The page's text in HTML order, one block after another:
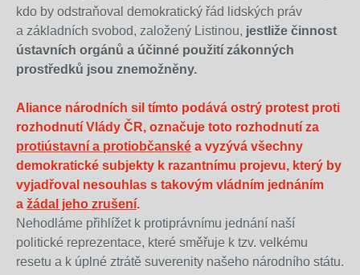
kdo by odstraňoval demokratický řád lidských práv
a základních svobod, založený Listinou, jestliže činnost
ústavních orgánů a účinné použití zákonných
prostředků jsou znemožněny.
Aliance národních sil tímto podává ostrý protest proti
rozhodnutí Vlády ČR, označuje toto rozhodnutí za
protiústavní a protiobčanské a vyzývá všechny
demokratické subjekty k razantnímu projevu, který by
vyjadřoval nesouhlas s takovým vládním jednáním
a žádal jeho zrušení.
Nehodláme přihlížet k protiprávnímu jednání naší
politické reprezentace, které směřuje k tzv. velkému
resetu a k úplné ztrátě suverenity našeho národního státu.